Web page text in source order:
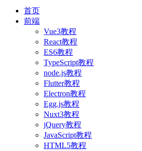
首页
前端
Vue3教程
React教程
ES6教程
TypeScript教程
node.js教程
Flutter教程
Electron教程
Egg.js教程
Nuxt3教程
jQuery教程
JavaScript教程
HTML5教程